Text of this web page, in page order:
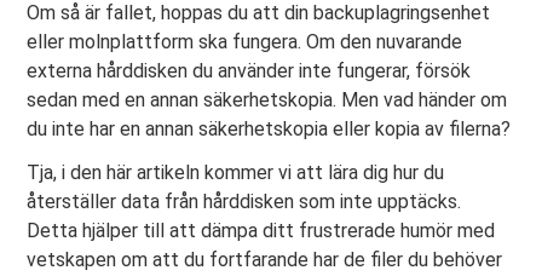
Om så är fallet, hoppas du att din backuplagringsenhet
eller molnplattform ska fungera. Om den nuvarande
externa hårddisken du använder inte fungerar, försök
sedan med en annan säkerhetskopia. Men vad händer om
du inte har en annan säkerhetskopia eller kopia av filerna?
Tja, i den här artikeln kommer vi att lära dig hur du
återställer data från hårddisken som inte upptäcks.
Detta hjälper till att dämpa ditt frustrerade humör med
vetskapen om att du fortfarande har de filer du behöver